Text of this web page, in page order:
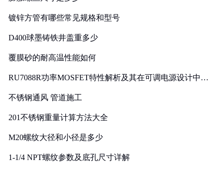
镀锌方管有哪些常见规格和型号
D400球墨铸铁井盖重多少
覆膜砂的耐高温性能如何
RU7088R功率MOSFET特性解析及其在可调电源设计中的
不锈钢通风 管道施工
201不锈钢重量计算方法大全
M20螺纹大径和小径是多少
1-1/4 NPT螺纹参数及底孔尺寸详解